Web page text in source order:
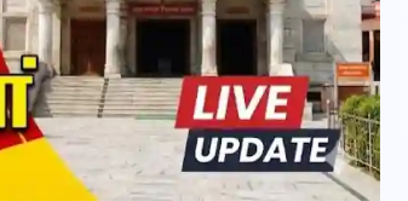
30 दिसम्बर 2025